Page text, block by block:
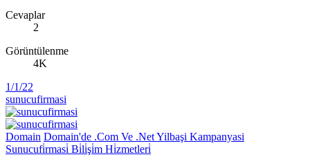
Cevaplar
2
Görüntülenme
4K
1/1/22
sunucufirmasi
Domain Domain'de .Com Ve .Net Yilbaşi Kampanyasi
Sunucufi̇rmasi̇ Bi̇li̇şi̇m Hi̇zmetleri̇